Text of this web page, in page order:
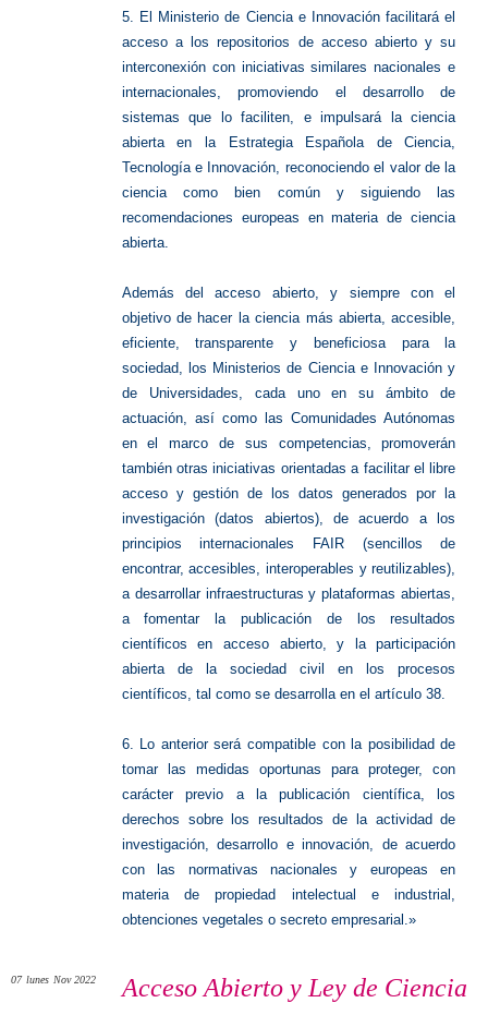
5. El Ministerio de Ciencia e Innovación facilitará el
acceso a los repositorios de acceso abierto y su
interconexión con iniciativas similares nacionales e
internacionales, promoviendo el desarrollo de
sistemas que lo faciliten, e impulsará la ciencia
abierta en la Estrategia Española de Ciencia,
Tecnología e Innovación, reconociendo el valor de la
ciencia como bien común y siguiendo las
recomendaciones europeas en materia de ciencia
abierta.
Además del acceso abierto, y siempre con el
objetivo de hacer la ciencia más abierta, accesible,
eficiente, transparente y beneficiosa para la
sociedad, los Ministerios de Ciencia e Innovación y
de Universidades, cada uno en su ámbito de
actuación, así como las Comunidades Autónomas
en el marco de sus competencias, promoverán
también otras iniciativas orientadas a facilitar el libre
acceso y gestión de los datos generados por la
investigación (datos abiertos), de acuerdo a los
principios internacionales FAIR (sencillos de
encontrar, accesibles, interoperables y reutilizables),
a desarrollar infraestructuras y plataformas abiertas,
a fomentar la publicación de los resultados
científicos en acceso abierto, y la participación
abierta de la sociedad civil en los procesos
científicos, tal como se desarrolla en el artículo 38.
6. Lo anterior será compatible con la posibilidad de
tomar las medidas oportunas para proteger, con
carácter previo a la publicación científica, los
derechos sobre los resultados de la actividad de
investigación, desarrollo e innovación, de acuerdo
con las normativas nacionales y europeas en
materia de propiedad intelectual e industrial,
obtenciones vegetales o secreto empresarial.»
Acceso Abierto y Ley de Ciencia
07 lunes Nov 2022